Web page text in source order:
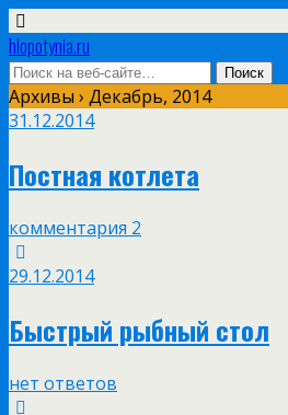
hlopotynia.ru
Архивы › Декабрь, 2014
31.12.2014
Постная котлета
комментария 2
29.12.2014
Быстрый рыбный стол
нет ответов